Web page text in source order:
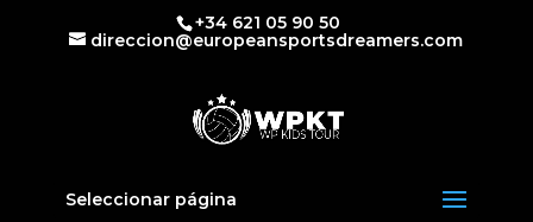
+34 621 05 90 50
direccion@europeansportsdreamers.com
Seleccionar página